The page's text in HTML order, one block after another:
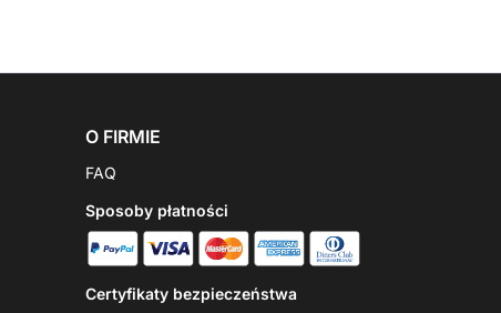
O FIRMIE
FAQ
Sposoby płatności
Certyfikaty bezpieczeństwa